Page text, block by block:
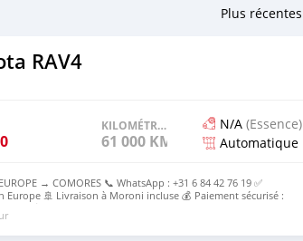
RAV4
KILOMÉTRAGE
61 000 KM
N/A (Essence)
Automatique
→ COMORES 📞 WhatsApp : +31 6 84 42 76 19 ✅
Europe 🚢 Livraison à Moroni incluse 💰 Paiement sécurisé :
💰Prix rendu Moroni : [2500000KMF] Tout compris